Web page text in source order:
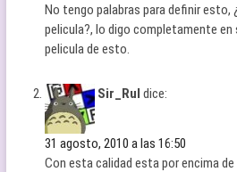
No tengo palabras para definir esto,
pelicula?, lo digo completamente en
pelicula de esto.
Sir_Rul dice:
31 agosto, 2010 a las 16:50
Con esta calidad esta por encima